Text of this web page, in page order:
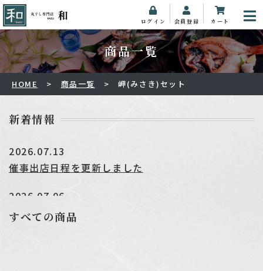
ログイン 会員登録 カート
HOME 商品一覧 岬(みさき)セット
新着情報
2026.07.13
催事出店日程を更新しました
2026.07.06
★☆★夏季休業のお知らせ★☆★
すべての商品